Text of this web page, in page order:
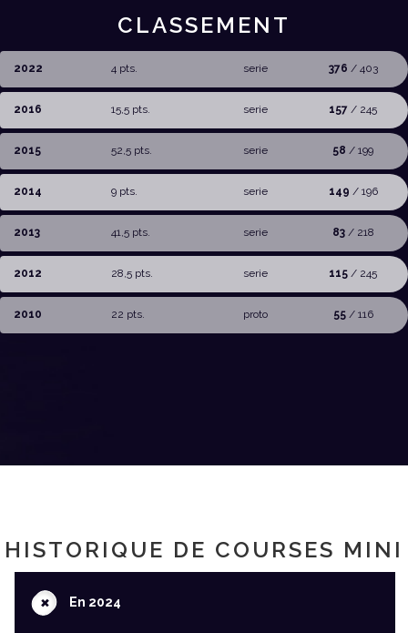
CLASSEMENT
2022 4 pts. serie 376 / 403
2016 15,5 pts. serie 157 / 245
2015 52,5 pts. serie 58 / 199
2014 9 pts. serie 149 / 196
2013 41,5 pts. serie 83/ 218
2012 28,5 pts. serie 115 / 245
2010 22 pts. proto 55/ 116
HISTORIQUE DE COURSES MINI
+En 2024